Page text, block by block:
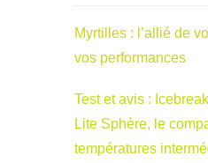
Myrtilles : l’allié de
vos performances
Test et avis :
Lite Sphère, le
températures